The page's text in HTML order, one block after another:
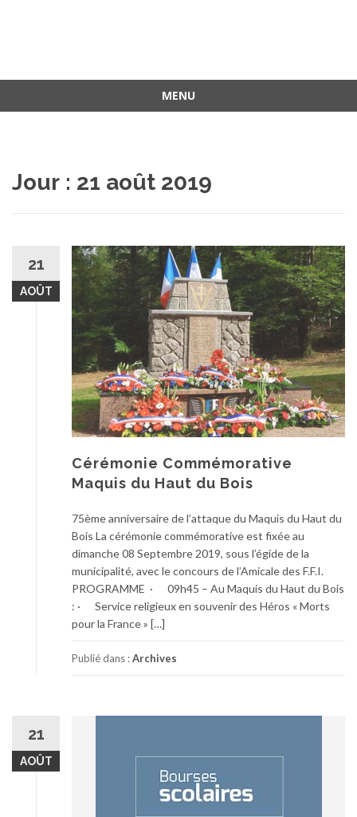
MENU
Jour : 21 août 2019
21
AOÛT
Cérémonie Commémorative
Maquis du Haut du Bois
75ème anniversaire de l’attaque du Maquis du Haut du
Bois La cérémonie commémorative est fixée au
dimanche 08 Septembre 2019, sous l’égide de la
municipalité, avec le concours de l’Amicale des F.F.I.
PROGRAMME · 09h45 – Au Maquis du Haut du Bois
: · Service religieux en souvenir des Héros « Morts
pour la France » […]
Publié dans :Archives
21
AOÛT